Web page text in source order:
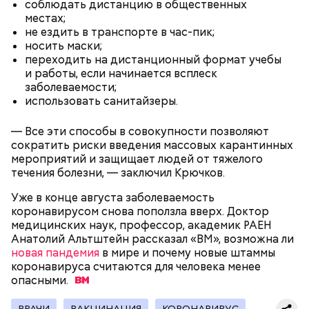
соблюдать дистанцию в общественных
местах;
не ездить в транспорте в час-пик;
носить маски;
переходить на дистанционный формат учебы
и работы, если начинается всплеск
заболеваемости;
использовать санитайзеры.
— Все эти способы в совокупности позволяют
сократить риски введения массовых карантинных
мероприятий и защищает людей от тяжелого
течения болезни, — заключил Крючков.
Уже в конце августа заболеваемость
коронавирусом снова поползла вверх. Доктор
медицинских наук, профессор, академик РАЕН
Анатолий Альтштейн рассказал «ВМ», возможна ли
новая пандемия в мире и почему новые штаммы
коронавируса считаются для человека менее
опасными.
Для заправки:
Яблочный уксус — 2 ст. ложки.
Тархун — 1 веточка.
Чеснок — 2 зубчика.
Сахар — 1 ст. ложка.
200 граммов сливочного масла;
1 стакан сахара;
10 граммов ванильного сахара;
1/4 чайной ложки соли;
4 куриных яйца;
Способ приготовления
В отдельной посуде нужно смешать муку с
разрыхлителем, а потом эти компоненты
следует объединить с ранее полученной
масляной основой.
После объединения и тщательного «микса»
этих ингредиентов, необходимо добавлять
изюм, цукаты, которые вы пожелаете, и снова
взбить. Но не миксером, а ложкой или
кухонной лопаткой, чтобы не измельчить
сухофрукты.